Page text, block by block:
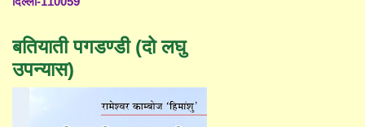
बतियाती पगडण्डी (दो लघु
उपन्यास)